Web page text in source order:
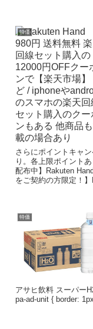
特価
さらにポイントキャ
り。各上限ポイント
配布中】Rakuten
をご契約の方限定！】
特価
アサヒ飲料 スーパー
pa-ad-unit { border: